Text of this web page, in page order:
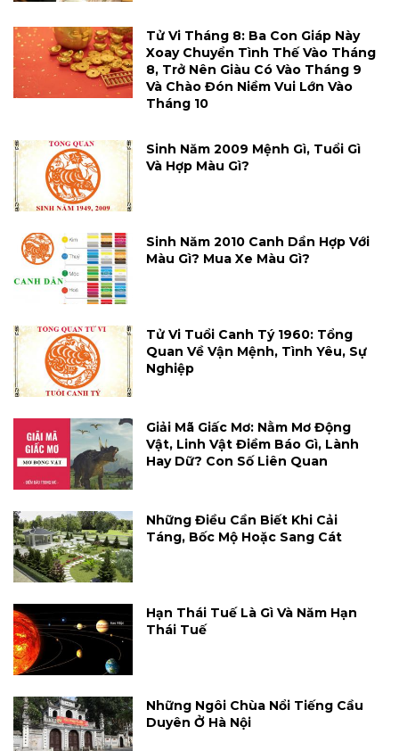
Tử Vi Tháng 8: Ba Con Giáp Này
Xoay Chuyển Tình Thế Vào Tháng
8, Trở Nên Giàu Có Vào Tháng 9
Và Chào Đón Niềm Vui Lớn Vào
Tháng 10
Sinh Năm 2009 Mệnh Gì, Tuổi Gì
Và Hợp Màu Gì?
Sinh Năm 2010 Canh Dần Hợp Với
Màu Gì? Mua Xe Màu Gì?
Tử Vi Tuổi Canh Tý 1960: Tổng
Quan Về Vận Mệnh, Tình Yêu, Sự
Nghiệp
Giải Mã Giấc Mơ: Nằm Mơ Động
Vật, Linh Vật Điềm Báo Gì, Lành
Hay Dữ? Con Số Liên Quan
Những Điều Cần Biết Khi Cải
Táng, Bốc Mộ Hoặc Sang Cát
Hạn Thái Tuế Là Gì Và Năm Hạn
Thái Tuế
Những Ngôi Chùa Nổi Tiếng Cầu
Duyên Ở Hà Nội